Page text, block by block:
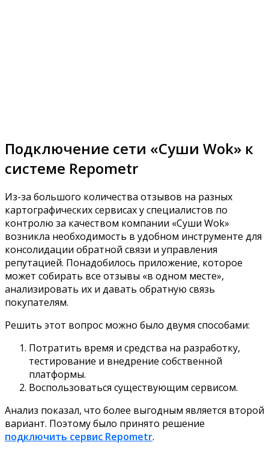
Подключение сети «Суши Wok» к
системе Repometr
Из-за большого количества отзывов на разных
картографических сервисах у специалистов по
контролю за качеством компании «Суши Wok»
возникла необходимость в удобном инструменте для
консолидации обратной связи и управления
репутацией. Понадобилось приложение, которое
может собирать все отзывы «в одном месте»,
анализировать их и давать обратную связь
покупателям.
Решить этот вопрос можно было двумя способами:
Потратить время и средства на разработку,
тестирование и внедрение собственной
платформы.
Воспользоваться существующим сервисом.
Анализ показал, что более выгодным является второй
вариант. Поэтому было принято решение
подключить сервис Repometr.